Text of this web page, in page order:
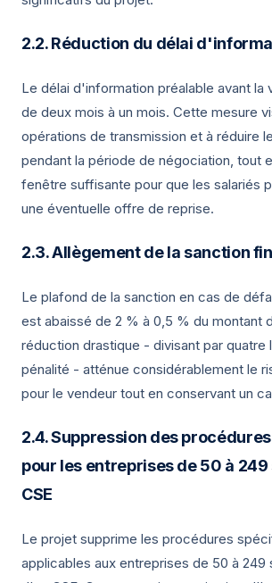
Réduction du délai
Le délai d'information préalable avant la
de deux mois à un mois. Cette mesure
opérations de transmission et à réduire
pendant la période de négociation, tout
fenêtre suffisante pour que les salariés
une éventuelle offre de reprise.
Allègement de la sanction
Le plafond de la sanction en cas de
est abaissé de 2 % à 0,5 % du montant
réduction drastique - divisant par quatre
pénalité - atténue considérablement le
pour le vendeur tout en conservant un
Suppression des
pour les entreprises de 50 à
CSE
Le projet supprime les procédures
applicables aux entreprises de 50 à 249